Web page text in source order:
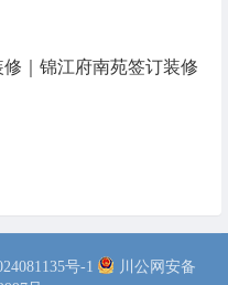
｜锦江府南苑签订装修
号-1
川公网安备